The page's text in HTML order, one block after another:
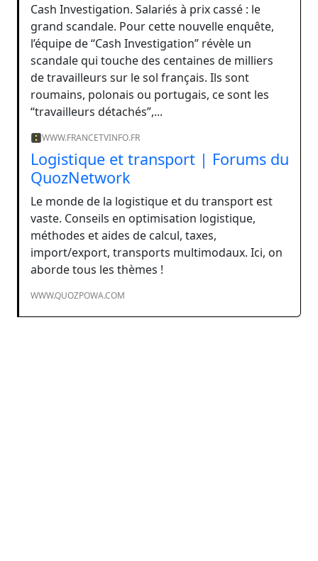
Cash Investigation. Salariés à prix cassé : le
grand scandale. Pour cette nouvelle enquête,
l’équipe de “Cash Investigation” révèle un
scandale qui touche des centaines de milliers
de travailleurs sur le sol français. Ils sont
roumains, polonais ou portugais, ce sont les
“travailleurs détachés”,...
WWW.FRANCETVINFO.FR
Logistique et transport | Forums du
QuozNetwork
Le monde de la logistique et du transport est
vaste. Conseils en optimisation logistique,
méthodes et aides de calcul, taxes,
import/export, transports multimodaux. Ici, on
aborde tous les thèmes !
WWW.QUOZPOWA.COM